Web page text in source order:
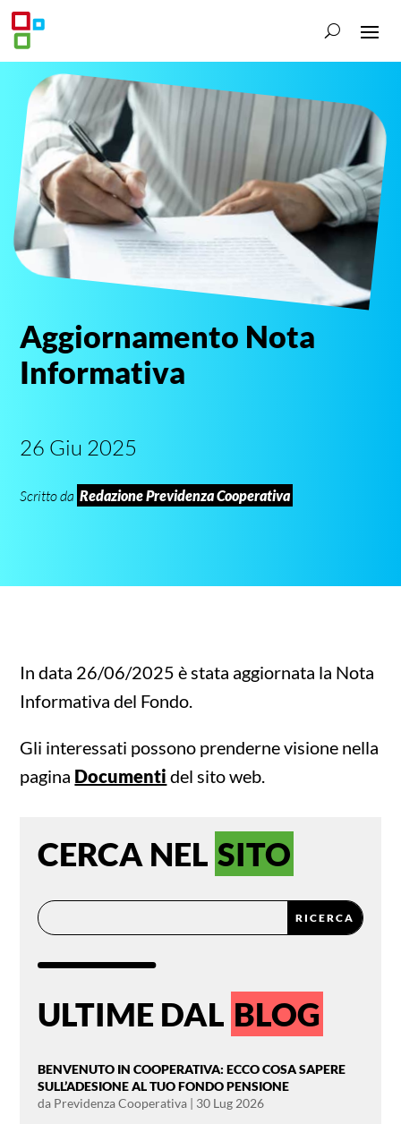
Aggiornamento Nota
Informativa
26 Giu 2025
Scritto da Redazione Previdenza Cooperativa
In data 26/06/2025 è stata aggiornata la Nota
Informativa del Fondo.
Gli interessati possono prenderne visione nella
pagina Documenti del sito web.
CERCA NEL SITO
ULTIME DAL BLOG
BENVENUTO IN COOPERATIVA: ECCO COSA SAPERE
SULL’ADESIONE AL TUO FONDO PENSIONE
da Previdenza Cooperativa | 30 Lug 2026